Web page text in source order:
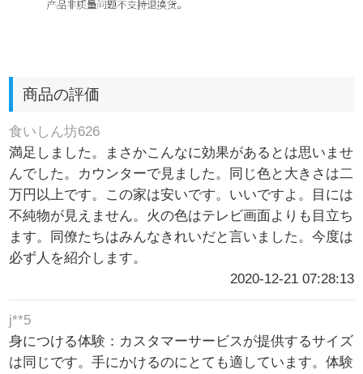
商品の評価
食いしん坊626
満足しました。まさかこんなに効果があるとは思いませ
んでした。カウンターで見ました。同じ色と大きさは二
万円以上です。この家は安いです。いいですよ。目には
不純物が見えません。火の色はテレビ画面よりも目立ち
ます。同僚たちはみんなきれいだと言いました。今度は
必ず人を紹介します。
2020-12-21 07:28:13
j**5
身につける体験：カスタマーサービスが提供するサイズ
は同じです。手にかけるのにとても適しています。体験